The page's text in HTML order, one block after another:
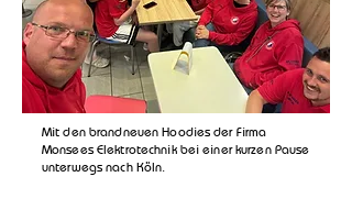
Mit den brandneuen Hoodies der Firma
Monsees Elektrotechnik bei einer kurzen Pause
unterwegs nach Köln.